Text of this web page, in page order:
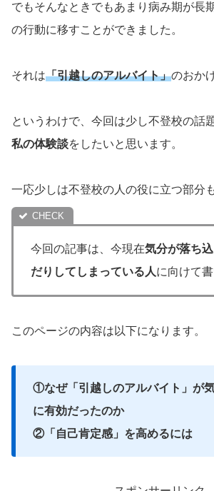
でもそんなときでもあまり病み期が長
の行動に移すことができました。
それは「引越しのアルバイト」のおか
というわけで、今回は少し不登校の話
私の体験談をしたいと思います。
一応少しは不登校の人の役に立つ部分
今回の記事は、今現在気分が落ち
だりしてしまっている人に向けて書
このページの内容は以下になります。
①なぜ「引越しのアルバイト」が
に有効だったのか
②「自己肯定感」を高めるには